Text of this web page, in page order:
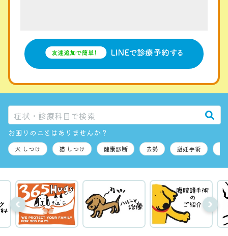
お困りのことはありませんか？